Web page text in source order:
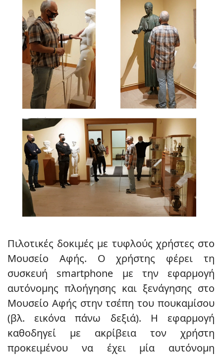
Πιλοτικές δοκιμές με τυφλούς χρήστες στο
Μουσείο Αφής. Ο χρήστης φέρει τη
συσκευή smartphone με την εφαρμογή
αυτόνομης πλοήγησης και ξενάγησης στο
Μουσείο Αφής στην τσέπη του πουκαμίσου
(βλ. εικόνα πάνω δεξιά). Η εφαρμογή
καθοδηγεί με ακρίβεια τον χρήστη
προκειμένου να έχει μία αυτόνομη